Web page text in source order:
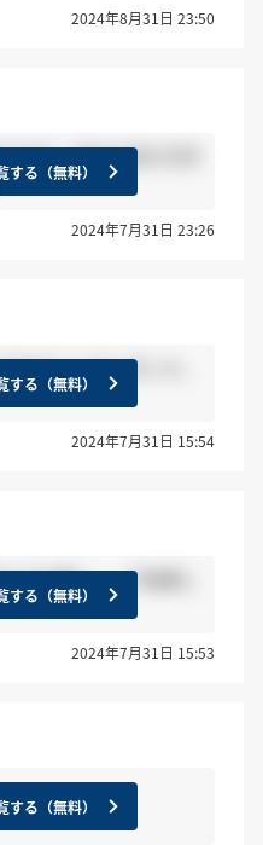
2024年8月31日 23:50
ます。自分も前の方同
る（無料）
2024年7月31日 23:26
もびっくりしました。
る（無料）
2024年7月31日 15:54
ても痛い、、今後厳し
る（無料）
2024年7月31日 15:53
る（無料）